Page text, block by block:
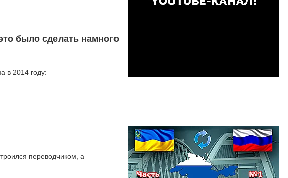
было сделать намного
в 2014 году:
переводчиком, а